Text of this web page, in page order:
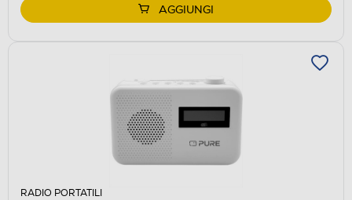
AGGIUNGI
RADIO PORTATILI